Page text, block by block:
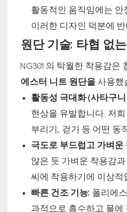
활동적인 움직임에는
이러한 디자인 덕분에
원단 기술: 타협 없
NG301의 탁월한 착용감은
에스터 니트 원단을사용했
활동성 극대화 (사타구
현상을 유발합니다. 저
부리기, 걷기 등 어떤 동
극도로 부드럽고 가벼운
않은 듯 가벼운 착용감
씨에 착용하기에 이상적
빠른 건조 기능: 폴리에
과적으로 흡수하고 물에